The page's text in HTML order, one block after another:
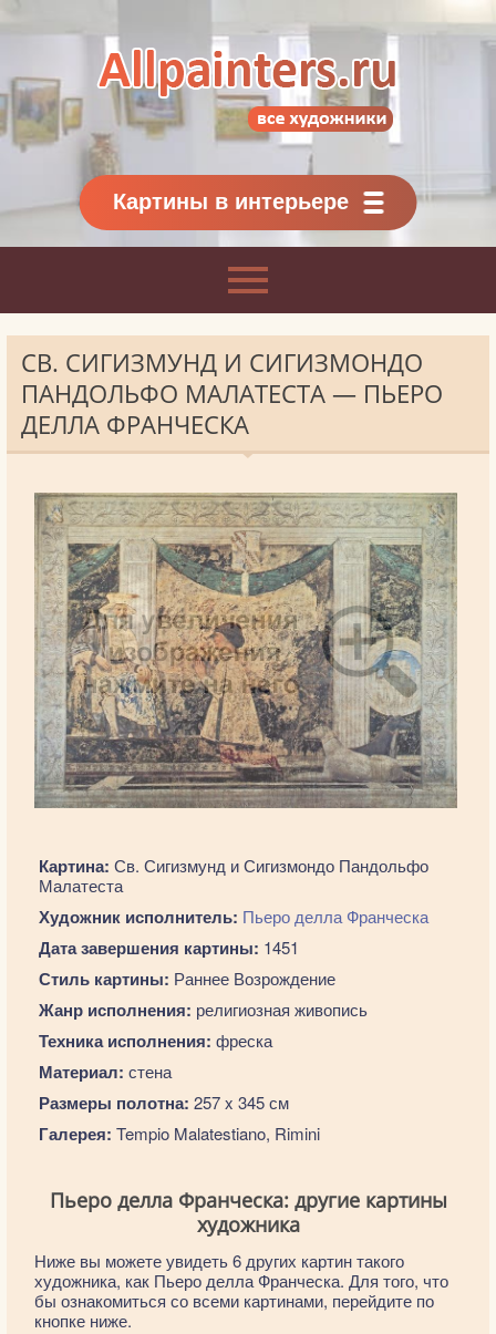
Картины классиков
и современников
Картины в интерьере
СВ. СИГИЗМУНД И СИГИЗМОНДО
ПАНДОЛЬФО МАЛАТЕСТА — ПЬЕРО
ДЕЛЛА ФРАНЧЕСКА
Картина: Св. Сигизмунд и Сигизмондо Пандольфо
Малатеста
Художник исполнитель: Пьеро делла Франческа
Дата завершения картины: 1451
Стиль картины: Раннее Возрождение
Жанр исполнения: религиозная живопись
Техника исполнения: фреска
Материал: стена
Размеры полотна: 257 x 345 см
Галерея: Tempio Malatestiano, Rimini
Пьеро делла Франческа: другие картины
художника
Ниже вы можете увидеть 6 других картин такого
художника, как Пьеро делла Франческа. Для того, что
бы ознакомиться со всеми картинами, перейдите по
кнопке ниже.